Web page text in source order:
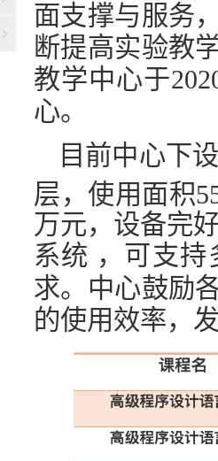
面支撑与服务
断提高实验教
教学中心于
心。
目前中心下
层，使用面积
万元，设备完
系统 ，可支
求。中心鼓励
的使用效率，